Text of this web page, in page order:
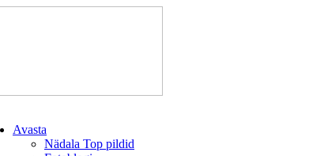
Avasta
Nädala Top pildid